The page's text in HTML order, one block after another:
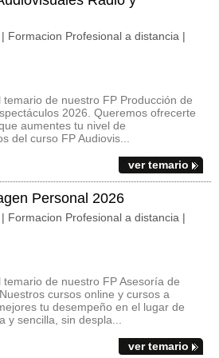
Formacion Profesional a distancia |
de nuestro FP Producción de
2026. Queremos ofrecerte
aumentes tu nivel de
del curso FP Audiovis...
ver temario
Personal 2026
Formacion Profesional a distancia |
de nuestro FP Asesoría de
cursos online y cursos a
tu desempeño en el lugar de
sencilla, sin despla...
ver temario